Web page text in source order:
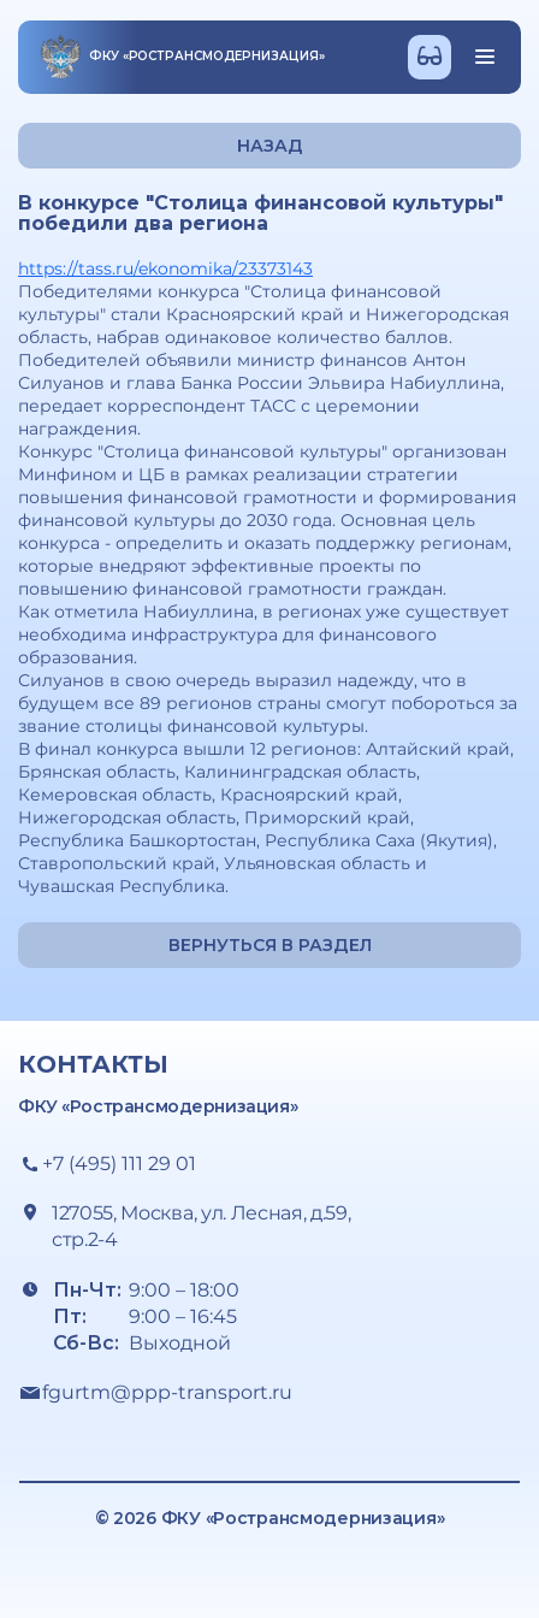
ФКУ «РОСТРАНСМОДЕРНИЗАЦИЯ»
НАЗАД
В конкурсе "Столица финансовой культуры"
победили два региона
https://tass.ru/ekonomika/23373143
Победителями конкурса "Столица финансовой
культуры" стали Красноярский край и Нижегородская
область, набрав одинаковое количество баллов.
Победителей объявили министр финансов Антон
Силуанов и глава Банка России Эльвира Набиуллина,
передает корреспондент ТАСС с церемонии
награждения.
Конкурс "Столица финансовой культуры" организован
Минфином и ЦБ в рамках реализации стратегии
повышения финансовой грамотности и формирования
финансовой культуры до 2030 года. Основная цель
конкурса - определить и оказать поддержку регионам,
которые внедряют эффективные проекты по
повышению финансовой грамотности граждан.
Как отметила Набиуллина, в регионах уже существует
необходима инфраструктура для финансового
образования.
Силуанов в свою очередь выразил надежду, что в
будущем все 89 регионов страны смогут побороться за
звание столицы финансовой культуры.
В финал конкурса вышли 12 регионов: Алтайский край,
Брянская область, Калининградская область,
Кемеровская область, Красноярский край,
Нижегородская область, Приморский край,
Республика Башкортостан, Республика Саха (Якутия),
Ставропольский край, Ульяновская область и
Чувашская Республика.
ВЕРНУТЬСЯ В РАЗДЕЛ
КОНТАКТЫ
ФКУ «Ространсмодернизация»
+7 (495) 111 29 01
127055, Москва, ул. Лесная, д.59,
стр.2-4
Пн-Чт:
Пт:
Сб-Вс:
9:00 – 18:00
9:00 – 16:45
Выходной
fgurtm@ppp-transport.ru
© 2026 ФКУ «Ространсмодернизация»